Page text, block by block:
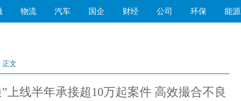
物流 汽车 国企 财经 公司 环保 能源
正文
上线半年承接超10万起案件 高效撮合不良